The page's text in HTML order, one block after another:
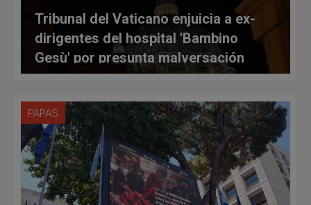
Tribunal del Vaticano enjuicia a ex-
dirigentes del hospital 'Bambino
Gesù' por presunta malversación
PAPAS